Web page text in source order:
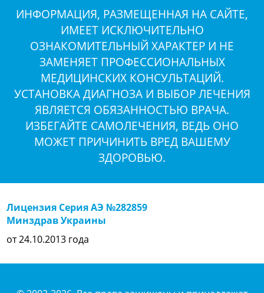
ИНФОРМАЦИЯ, РАЗМЕЩЕННАЯ НА САЙТЕ,
ИМЕЕТ ИСКЛЮЧИТЕЛЬНО
ОЗНАКОМИТЕЛЬНЫЙ ХАРАКТЕР И НЕ
ЗАМЕНЯЕТ ПРОФЕССИОНАЛЬНЫХ
МЕДИЦИНСКИХ КОНСУЛЬТАЦИЙ.
УСТАНОВКА ДИАГНОЗА И ВЫБОР ЛЕЧЕНИЯ
ЯВЛЯЕТСЯ ОБЯЗАННОСТЬЮ ВРАЧА.
ИЗБЕГАЙТЕ САМОЛЕЧЕНИЯ, ВЕДЬ ОНО
МОЖЕТ ПРИЧИНИТЬ ВРЕД ВАШЕМУ
ЗДОРОВЬЮ.
Лицензия Серия АЭ №282859
Минздрав Украины
от 24.10.2013 года